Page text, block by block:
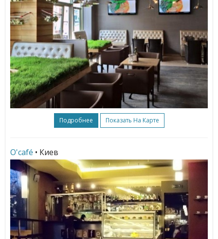
Подробнее Показать На Карте
O'café • Киев